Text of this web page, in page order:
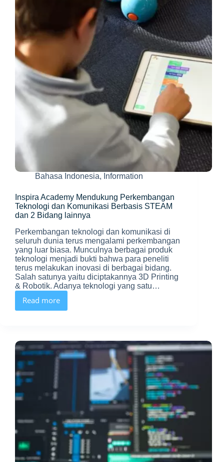
mendapatkannya
Bahasa Indonesia, Information
Inspira Academy Mendukung Perkembangan
Teknologi dan Komunikasi Berbasis STEAM
dan 2 Bidang lainnya
Perkembangan teknologi dan komunikasi di
seluruh dunia terus mengalami perkembangan
yang luar biasa. Munculnya berbagai produk
teknologi menjadi bukti bahwa para peneliti
terus melakukan inovasi di berbagai bidang.
Salah satunya yaitu diciptakannya 3D Printing
& Robotik. Adanya teknologi yang satu…
Read more
Inspira
Academy
dan
Komunikasi
Bidang